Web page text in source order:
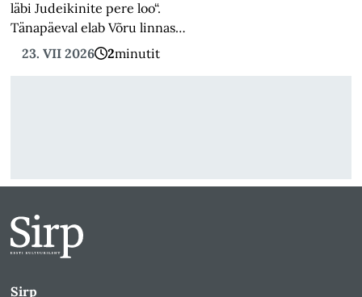
läbi Judeikinite pere loo“.
Tänapäeval elab Võru linnas…
23. VII 2026
2minutit
Sirp